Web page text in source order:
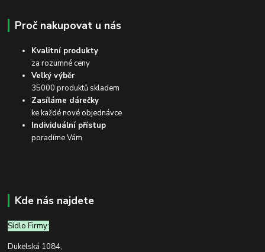
Proč nakupovat u nás
Kvalitní produkty
za rozumné ceny
Velký výběr
35000 produktů skladem
Zasíláme dárečky
ke každé nové objednávce
Individuální přístup
poradíme Vám
Kde nás najdete
Sídlo Firmy:
Dukelská 1084,